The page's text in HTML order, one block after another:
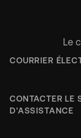
Le
COURRIER
CONTACTER LE
D'ASSISTANCE